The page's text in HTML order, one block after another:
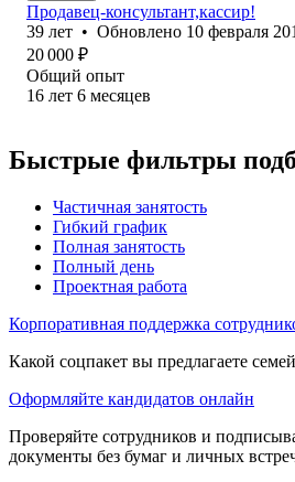
Продавец-консультант,кассир!
39 лет • Обновлено 10 февраля
20 000 ₽
Общий опыт
16 лет 6 месяцев
Быстрые фильтры
Частичная занятость
Гибкий график
Полная занятость
Полный день
Проектная работа
Корпоративная поддержка
Какой соцпакет вы предлагаете
Оформляйте кандидатов онлайн
Проверяйте сотрудников и
документы без бумаг и личных